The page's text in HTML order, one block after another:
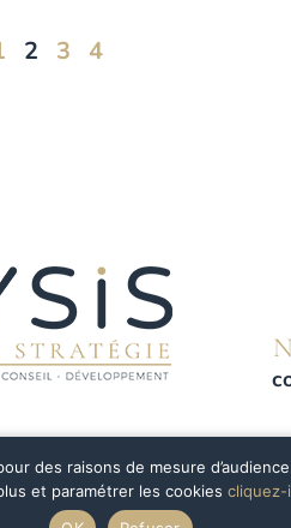
2 3 4
des raisons de mesure
et paramétrer les cookies cliquez-